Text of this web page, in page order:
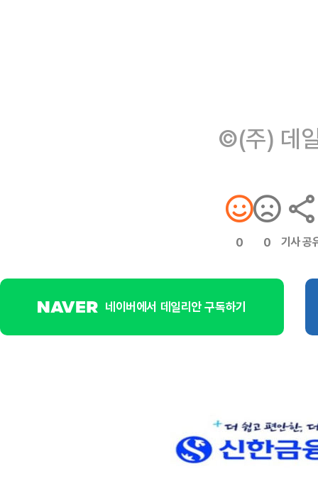
©(주) 데
0 0 기사 공
네이버에서 데일리안 구독하기